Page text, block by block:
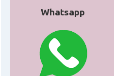
* +
Whatsapp